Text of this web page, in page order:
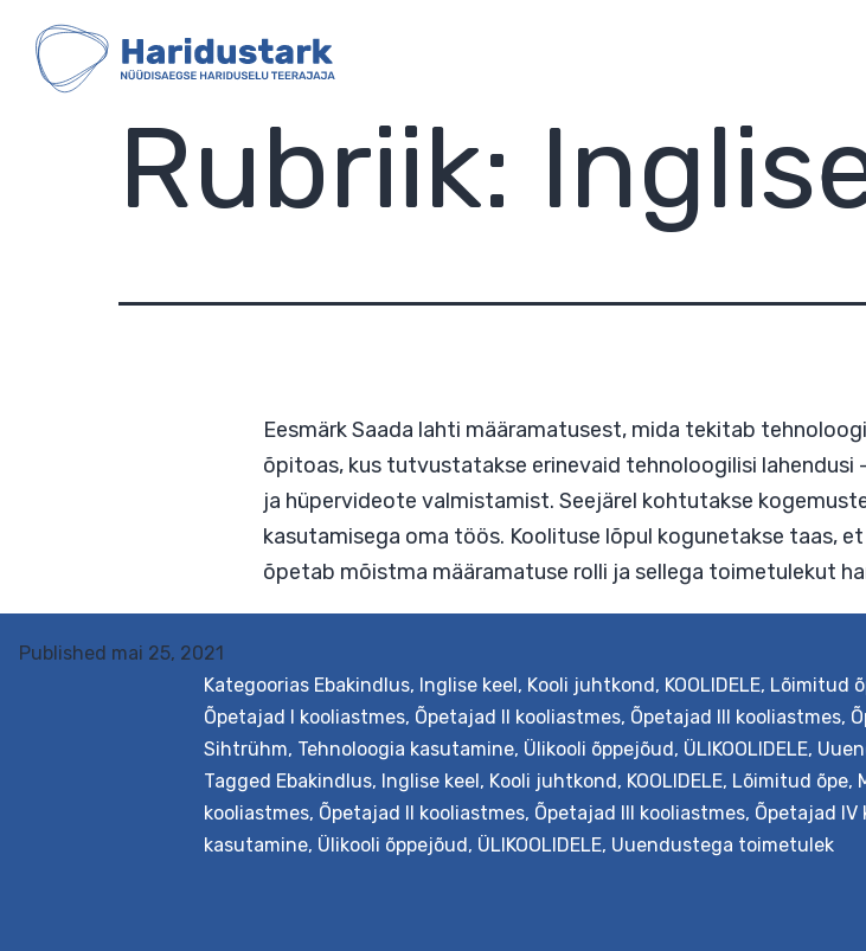
content
HARIDUSTARK
Rubriik:
Eesmärk Saada lahti määramatusest, mida tekitab
õpitoas, kus tutvustatakse erinevaid tehnoloogilisi
ja hüpervideote valmistamist. Seejärel kohtutakse
Published mai 25, 2021
Kategoorias Ebakindlus, Inglise keel, Kooli juhtkond, KOOLIDELE, Lõimitud
Õpetajad I kooliastmes, Õpetajad II kooliastmes, Õpetajad III kooliastmes,
Sihtrühm, Tehnoloogia kasutamine, Ülikooli õppejõud, ÜLIKOOLIDELE,
Tagged Ebakindlus, Inglise keel, Kooli juhtkond, KOOLIDELE, Lõimitud õpe,
kooliastmes, Õpetajad II kooliastmes, Õpetajad III kooliastmes, Õpetajad IV
kasutamine, Ülikooli õppejõud, ÜLIKOOLIDELE, Uuendustega toimetulek